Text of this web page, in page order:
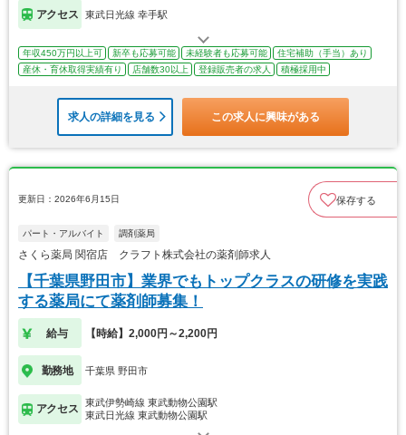
アクセス 東武日光線 幸手駅
年収450万円以上可 新卒も応募可能 未経験者も応募可能
住宅補助（手当）あり
産休・育休取得実績有り
店舗数30以上 登録販売者の求人 積極採用中
求人の詳細を見る この求人に興味がある
更新日：2026年6月15日 保存する
パート・アルバイト 調剤薬局
さくら薬局 関宿店 クラフト株式会社の薬剤師求人
【千葉県野田市】業界でもトップクラスの研修を実践
する薬局にて薬剤師募集！
給与 【時給】2,000円～2,200円
勤務地 千葉県 野田市
アクセス
東武伊勢崎線 東武動物公園駅
東武日光線 東武動物公園駅